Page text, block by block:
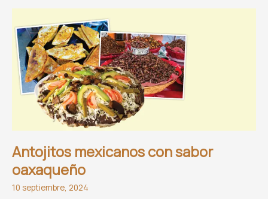
salsa
maracuyá
Antojitos mexicanos con sabor
oaxaqueño
10 septiembre, 2024